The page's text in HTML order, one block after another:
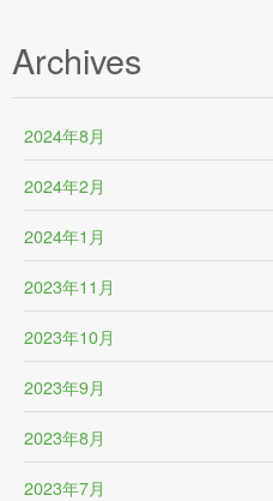
Archives
2024年8月
2024年2月
2024年1月
2023年11月
2023年10月
2023年9月
2023年8月
2023年7月